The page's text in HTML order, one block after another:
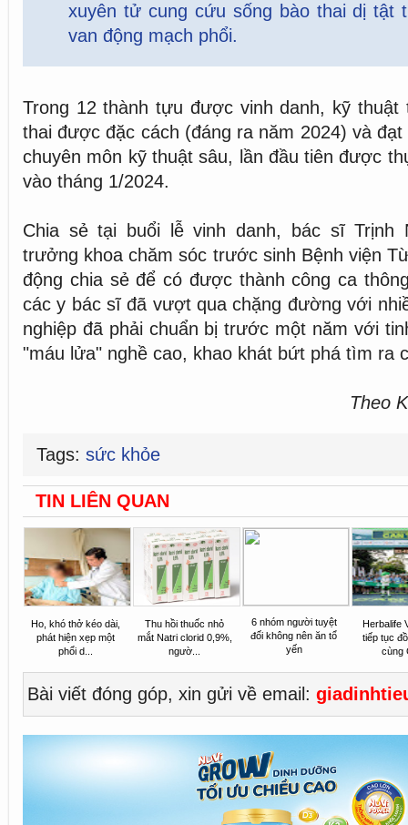
xuyên tử cung cứu sống bào thai dị tật
van động mạch phổi.
Trong 12 thành tựu được vinh danh, kỹ thuật
thai được đặc cách (đáng ra năm 2024) và
chuyên môn kỹ thuật sâu, lần đầu tiên được
vào tháng 1/2024.
Chia sẻ tại buổi lễ vinh danh, bác sĩ Trịnh
trưởng khoa chăm sóc trước sinh Bệnh viện
động chia sẻ để có được thành công ca
các y bác sĩ đã vượt qua chặng đường với
nghiệp đã phải chuẩn bị trước một năm với
"máu lửa" nghề cao, khao khát bứt phá tìm ra
Theo
Tags: sức khỏe
TIN LIÊN QUAN
Ho, khó thở kéo dài,
phát hiện xẹp một
phổi d...
Thu hồi thuốc nhỏ
mắt Natri clorid 0,9%,
ngườ...
6 nhóm người tuyệt
đối không nên ăn tổ
yến
Herbalife
tiếp tục
cùng
Bài viết đóng góp, xin gửi về email: